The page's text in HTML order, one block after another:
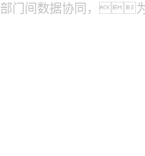
部门间数据协同，